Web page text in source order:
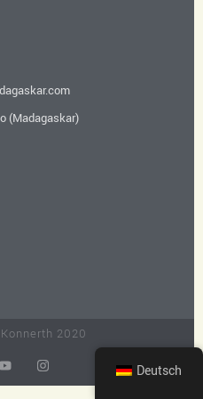
(Madagaskar)
2020
Deutsch